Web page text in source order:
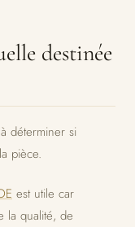
destinée
déterminer si
pièce.
est utile car
la qualité, de